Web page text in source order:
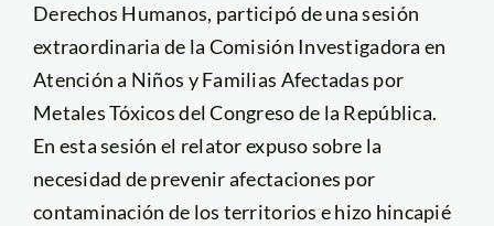
Derechos Humanos, participó de una sesión
extraordinaria de la Comisión Investigadora en
Atención a Niños y Familias Afectadas por
Metales Tóxicos del Congreso de la República.
En esta sesión el relator expuso sobre la
necesidad de prevenir afectaciones por
contaminación de los territorios e hizo hincapié